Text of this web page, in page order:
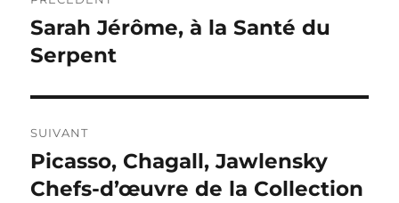
de
l’article
Publication
précédente :
Sarah Jérôme, à la Santé du
Serpent
SUIVANT
Publication
suivante :
Picasso, Chagall, Jawlensky
Chefs-d’œuvre de la Collection